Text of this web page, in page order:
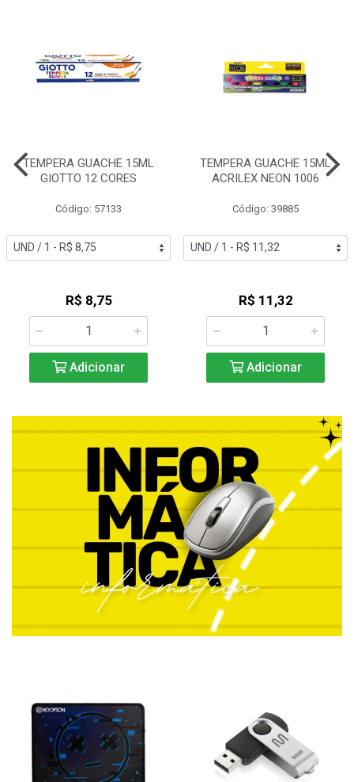
TEMPERA GUACHE 15ML
GIOTTO 12 CORES
Código: 57133
R$ 8,75
Adicionar
TEMPERA GUACHE 15ML
ACRILEX NEON 1006
Código: 39885
R$ 11,32
Adicionar